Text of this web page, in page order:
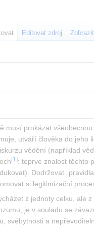
prokázat
utváří člověka do jeho
vědění (například
[1 ]: teprve znalost těchto
Dodržovat
si legitimizační
z jednoty celku, ale
je v souladu se
a
Editovat zdroj